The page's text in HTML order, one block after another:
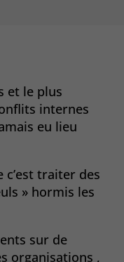
et le plus
internes
eu lieu
c’est traiter des
» hormis les
sur de
organisations ,